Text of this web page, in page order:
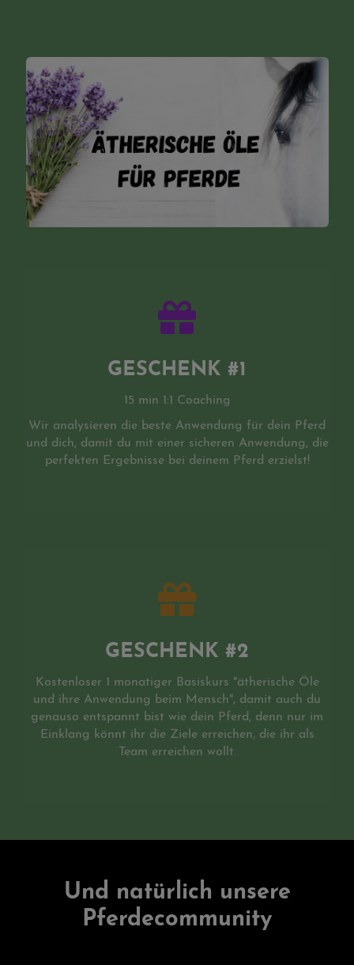
GESCHENK #1
15 min 1:1 Coaching
Wir analysieren die beste Anwendung für dein Pferd
und dich, damit du mit einer sicheren Anwendung, die
perfekten Ergebnisse bei deinem Pferd erzielst!
GESCHENK #2
Kostenloser 1 monatiger Basiskurs "ätherische Öle
und ihre Anwendung beim Mensch", damit auch du
genauso entspannt bist wie dein Pferd, denn nur im
Einklang könnt ihr die Ziele erreichen, die ihr als
Team erreichen wollt.
Und natürlich unsere
Pferdecommunity